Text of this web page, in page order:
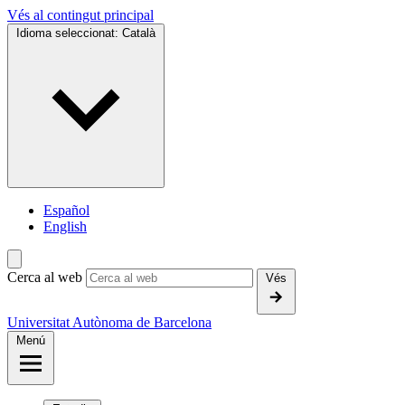
Vés al contingut principal
Idioma seleccionat: Català
Español
English
Cerca al web Vés
Universitat Autònoma de Barcelona
Menú